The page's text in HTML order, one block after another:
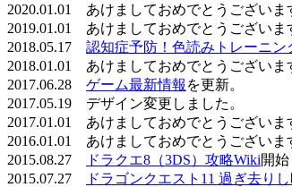
2020.01.01 あけましておめでとうございま
2019.01.01 あけましておめでとうございま
2018.05.17 認知症予防！色読みトレーニン
2018.01.01 あけましておめでとうございま
2017.06.28 ゲーム最新情報 を更新。
2017.05.19 デザイン変更しました。
2017.01.01 あけましておめでとうございま
2016.01.01 あけましておめでとうございま
2015.08.27
ドラクエ8（3DS）攻略Wiki開始
2015.07.27
ドラゴンクエスト11 過ぎ去り